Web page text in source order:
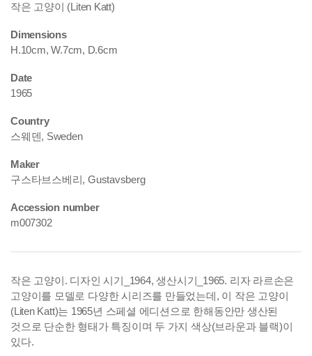
작은 고양이 (Liten Katt)
Dimensions
H.10cm, W.7cm, D.6cm
Date
1965
Country
스웨덴, Sweden
Maker
구스타브스베리, Gustavsberg
Accession number
m007302
작은 고양이. 디자인 시기_1964, 생산시기_1965. 리자 라르손은
고양이를 모델로 다양한 시리즈를 만들었는데, 이 작은 고양이
(Liten Katt)는 1965년 스페셜 에디션으로 한해동안만 생산된
것으로 단순한 형태가 특징이며 두 가지 색상(브라운과 블랙)이
있다.